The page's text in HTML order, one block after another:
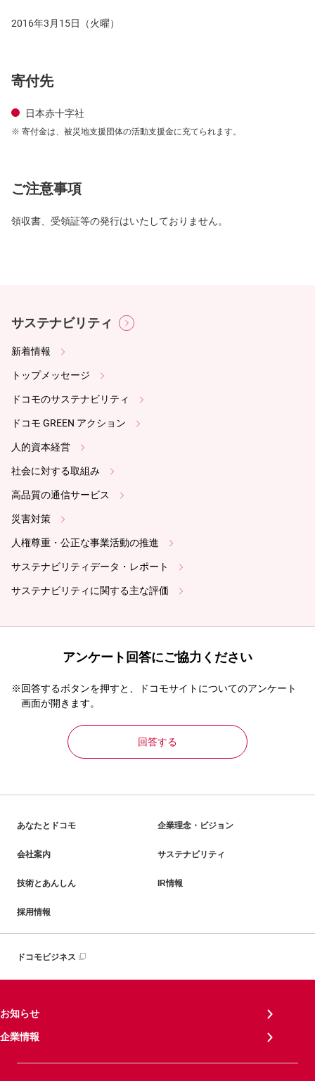
2016年3月15日（火曜）
寄付先
日本赤十字社
寄付金は、被災地支援団体の活動支援金に充てられます。
ご注意事項
領収書、受領証等の発行はいたしておりません。
サステナビリティ
新着情報
トップメッセージ
ドコモのサステナビリティ
ドコモ GREEN アクション
人的資本経営
社会に対する取組み
高品質の通信サービス
災害対策
人権尊重・公正な事業活動の推進
サステナビリティデータ・レポート
サステナビリティに関する主な評価
アンケート回答にご協力ください
※回答するボタンを押すと、ドコモサイトについてのアンケート
画面が開きます。
回答する
あなたとドコモ 企業理念・ビジョン
会社案内 サステナビリティ
技術とあんしん IR情報
採用情報
ドコモビジネス
お知らせ
企業情報